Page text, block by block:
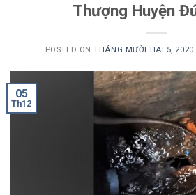
Thượng Huyện
POSTED ONTHÁNG MƯỜI HAI 5, 2020
05
Th12